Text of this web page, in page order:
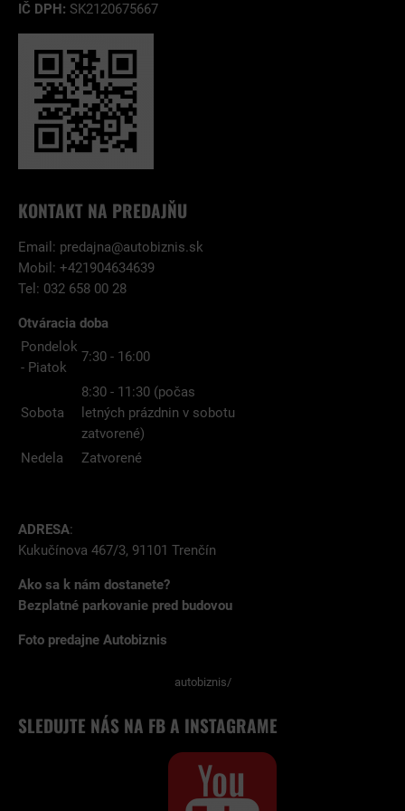
IČ DPH: SK2120675667
KONTAKT NA PREDAJŇU
Email: predajna@autobiznis.sk
Mobil: +421904634639
Tel: 032 658 00 28
Otváracia doba
Pondelok
- Piatok
7:30 - 16:00
Sobota
8:30 - 11:30 (počas
letných prázdnin v sobotu
zatvorené)
Nedela
Zatvorené
ADRESA:
Kukučínova 467/3, 91101 Trenčín
Ako sa k nám dostanete?
Bezplatné parkovanie pred budovou
Foto predajne Autobiznis
autobiznis/
SLEDUJTE NÁS NA FB A INSTAGRAME